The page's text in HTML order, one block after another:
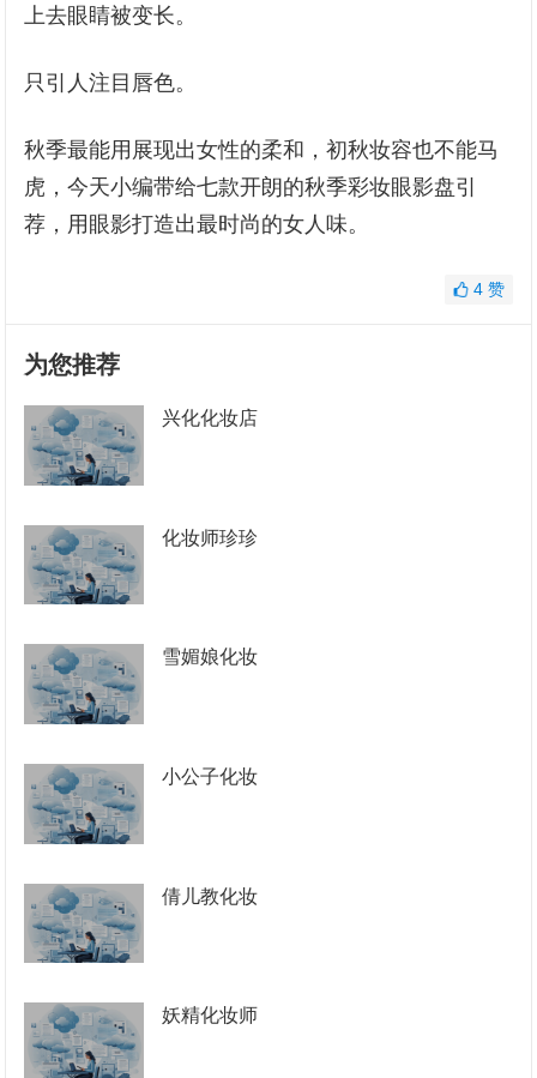
上去眼睛被变长。
只引人注目唇色。
秋季最能用展现出女性的柔和，初秋妆容也不能马
虎，今天小编带给七款开朗的秋季彩妆眼影盘引
荐，用眼影打造出最时尚的女人味。
4 赞
为您推荐
兴化化妆店
化妆师珍珍
雪媚娘化妆
小公子化妆
倩儿教化妆
妖精化妆师